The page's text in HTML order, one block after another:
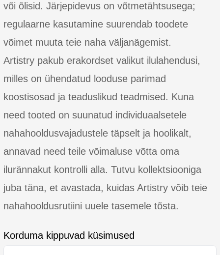
või õlisid. Järjepidevus on võtmetähtsusega;
regulaarne kasutamine suurendab toodete
võimet muuta teie naha väljanägemist.
Artistry pakub erakordset valikut ilulahendusi,
milles on ühendatud looduse parimad
koostisosad ja teaduslikud teadmised. Kuna
need tooted on suunatud individuaalsetele
nahahooldusvajadustele täpselt ja hoolikalt,
annavad need teile võimaluse võtta oma
ilurännakut kontrolli alla. Tutvu kollektsiooniga
juba täna, et avastada, kuidas Artistry võib teie
nahahooldusrutiini uuele tasemele tõsta.
Korduma kippuvad küsimused